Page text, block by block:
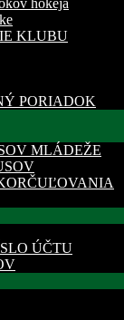
KLUBU
PORIADOK
MLÁDEŽE
ÚČTU